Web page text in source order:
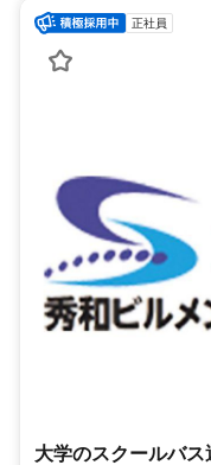
正社員
大学のスクールバス